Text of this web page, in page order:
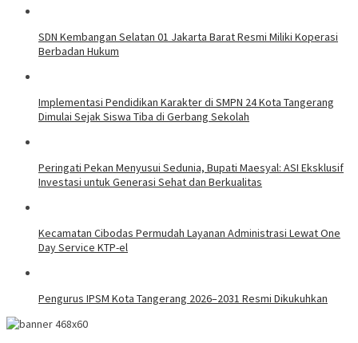
SDN Kembangan Selatan 01 Jakarta Barat Resmi Miliki Koperasi
Berbadan Hukum
Implementasi Pendidikan Karakter di SMPN 24 Kota Tangerang
Dimulai Sejak Siswa Tiba di Gerbang Sekolah
Peringati Pekan Menyusui Sedunia, Bupati Maesyal: ASI Eksklusif
Investasi untuk Generasi Sehat dan Berkualitas
Kecamatan Cibodas Permudah Layanan Administrasi Lewat One
Day Service KTP-el
Pengurus IPSM Kota Tangerang 2026–2031 Resmi Dikukuhkan